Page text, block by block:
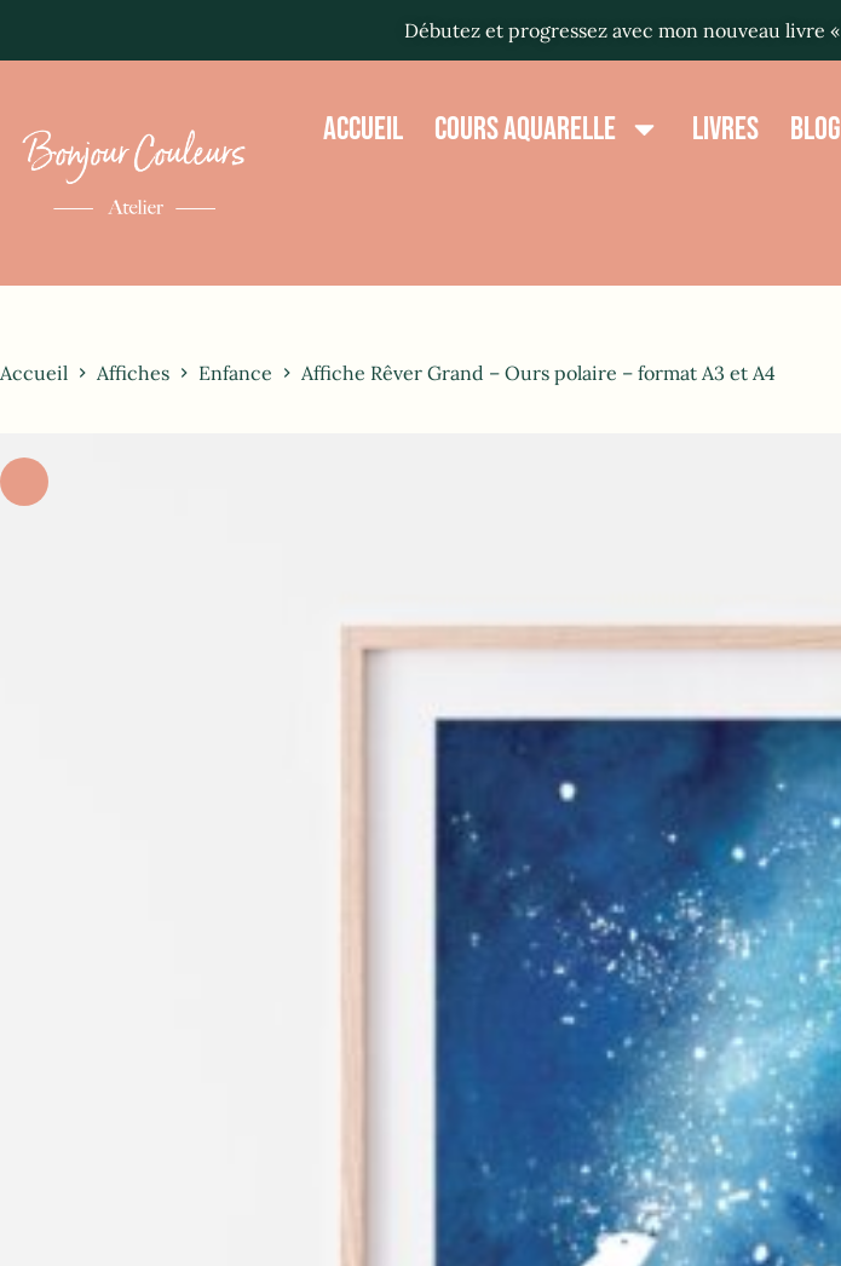
Débutez et progressez avec mon nouveau livre
ACCUEIL COURS AQUARELLE LIVRES BLOG
Accueil Affiches Enfance Affiche Rêver Grand – Ours polaire – format A3 et A4